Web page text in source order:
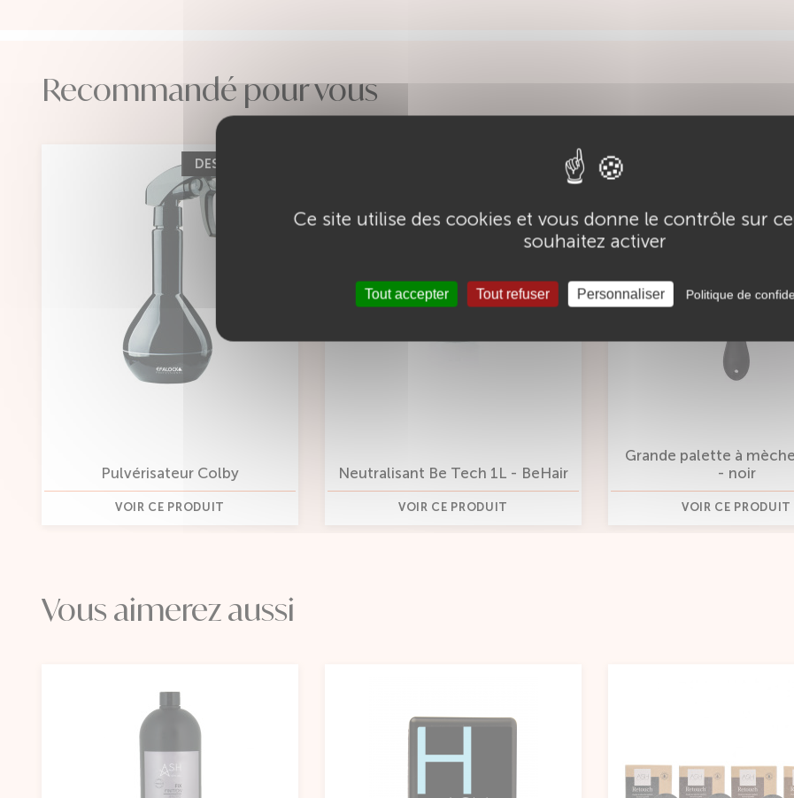
Recommandé pour vous
DESTOCKAGE
Pulvérisateur Colby
VOIR CE PRODUIT
Neutralisant Be Tech 1L - BeHair
VOIR CE PRODUIT
Grande palette à
- noir
VOIR CE PRODUIT
Vous aimerez aussi
Ce site utilise des cookies et vous donne le contrôle sur
souhaitez activer
Tout accepter Tout refuser Personnaliser Politique de